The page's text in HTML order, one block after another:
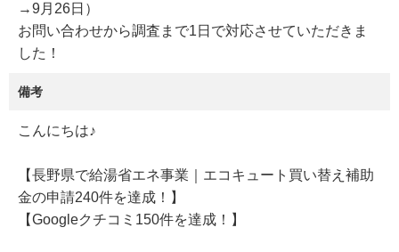
→9月26日）
お問い合わせから調査まで1日で対応させていただきま
した！
備考
こんにちは♪
【長野県で給湯省エネ事業｜エコキュート買い替え補助
金の申請240件を達成！】
【Googleクチコミ150件を達成！】